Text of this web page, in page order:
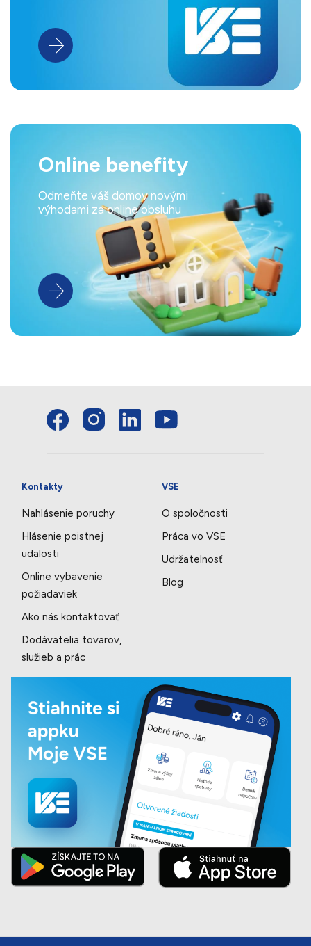
Online benefity
Odmeňte váš domov novými
výhodami za online obsluhu
Kontakty
Nahlásenie poruchy
Hlásenie poistnej
udalosti
Online vybavenie
požiadaviek
Ako nás kontaktovať
Dodávatelia tovarov,
služieb a prác
VSE
O spoločnosti
Práca vo VSE
Udržatelnosť
Blog